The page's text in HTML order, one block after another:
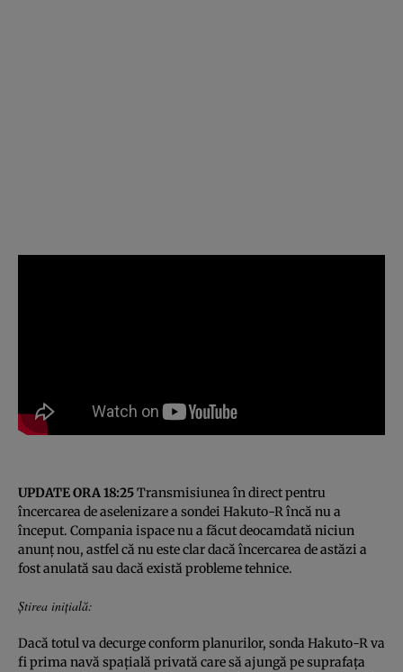
UPDATE ORA 18:25Transmisiunea în direct pentru
încercarea de aselenizare a sondei Hakuto-R încă nu a
început. Compania ispace nu a făcut deocamdată niciun
anunț nou, astfel că nu este clar dacă încercarea de astăzi a
fost anulată sau dacă există probleme tehnice.
Știrea inițială:
Dacă totul va decurge conform planurilor, sonda Hakuto-R va
fi prima navă spațială privată care să ajungă pe suprafața